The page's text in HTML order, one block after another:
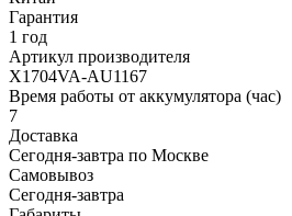
Гарантия
1 год
Артикул производителя
X1704VA-AU1167
Время работы от аккумулятора (час)
7
Доставка
Сегодня-завтра по Москве
Самовывоз
Сегодня-завтра